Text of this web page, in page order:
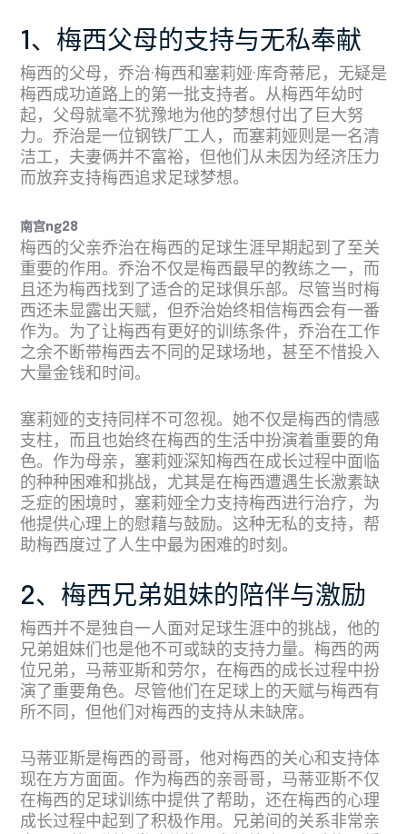
1、梅西父母的支持与无私奉献
梅西的父母，乔治·梅西和塞莉娅·库奇蒂尼，无疑是
梅西成功道路上的第一批支持者。从梅西年幼时
起，父母就毫不犹豫地为他的梦想付出了巨大努
力。乔治是一位钢铁厂工人，而塞莉娅则是一名清
洁工，夫妻俩并不富裕，但他们从未因为经济压力
而放弃支持梅西追求足球梦想。
南宫ng28
梅西的父亲乔治在梅西的足球生涯早期起到了至关
重要的作用。乔治不仅是梅西最早的教练之一，而
且还为梅西找到了适合的足球俱乐部。尽管当时梅
西还未显露出天赋，但乔治始终相信梅西会有一番
作为。为了让梅西有更好的训练条件，乔治在工作
之余不断带梅西去不同的足球场地，甚至不惜投入
大量金钱和时间。
塞莉娅的支持同样不可忽视。她不仅是梅西的情感
支柱，而且也始终在梅西的生活中扮演着重要的角
色。作为母亲，塞莉娅深知梅西在成长过程中面临
的种种困难和挑战，尤其是在梅西遭遇生长激素缺
乏症的困境时，塞莉娅全力支持梅西进行治疗，为
他提供心理上的慰藉与鼓励。这种无私的支持，帮
助梅西度过了人生中最为困难的时刻。
2、梅西兄弟姐妹的陪伴与激励
梅西并不是独自一人面对足球生涯中的挑战，他的
兄弟姐妹们也是他不可或缺的支持力量。梅西的两
位兄弟，马蒂亚斯和劳尔，在梅西的成长过程中扮
演了重要角色。尽管他们在足球上的天赋与梅西有
所不同，但他们对梅西的支持从未缺席。
马蒂亚斯是梅西的哥哥，他对梅西的关心和支持体
现在方方面面。作为梅西的亲哥哥，马蒂亚斯不仅
在梅西的足球训练中提供了帮助，还在梅西的心理
成长过程中起到了积极作用。兄弟间的关系非常亲